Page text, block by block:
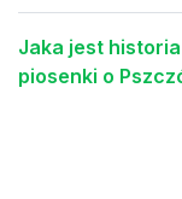
Jaka jest
piosenki o